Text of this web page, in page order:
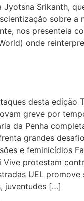
Jyotsna Srikanth,
sobre a
nos presenteia
onde
desta edição
greve por
da Penha
grandes
e feminicídios
Vive protestam
UEL promove
juventudes […]